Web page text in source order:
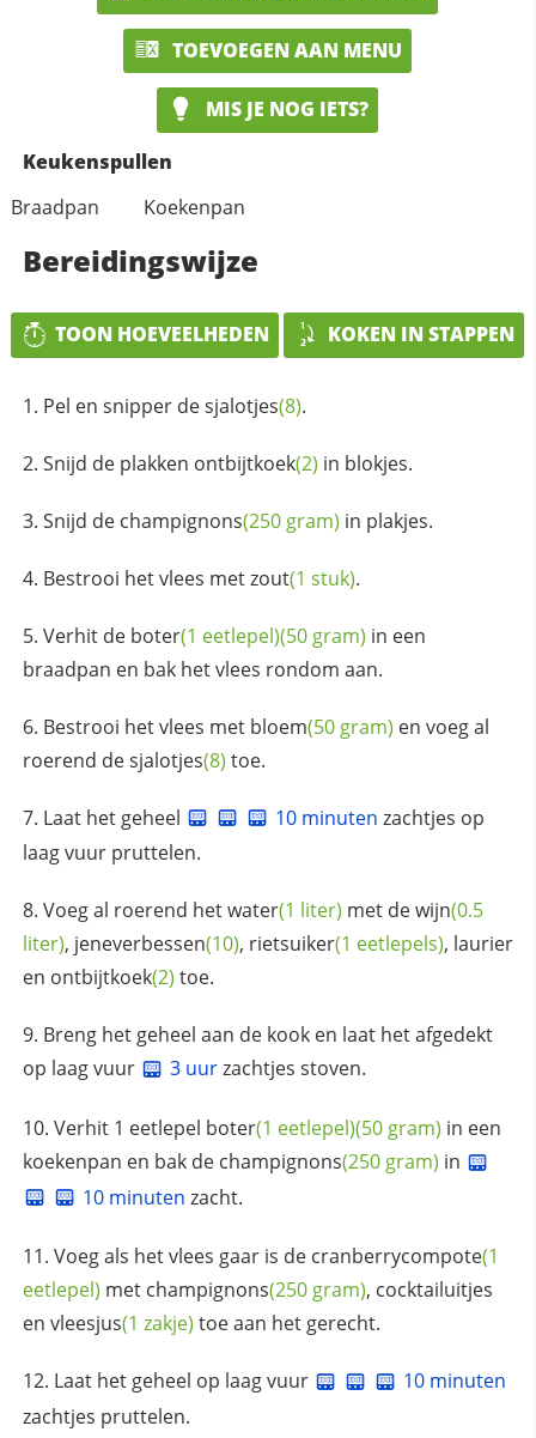
TOEVOEGEN AAN MENU
MIS JE NOG IETS?
Keukenspullen
Braadpan
Koekenpan
Bereidingswijze
TOON HOEVEELHEDEN KOKEN IN STAPPEN
Pel en snipper desjalotjes(8).
Snijd de plakken ontbijtkoek(2) in blokjes.
Snijd de champignons(250 gram) in plakjes.
Bestrooi het vlees metzout(1 stuk).
Verhit de boter(1 eetlepel)(50 gram) in een
braadpan en bak het vlees rondom aan.
Bestrooi het vlees met bloem(50 gram) en voeg al
roerend desjalotjes(8) toe.
Laat het geheel 10 minuten zachtjes op
laag vuur pruttelen.
Voeg al roerend hetwater(1 liter) met dewijn(0.5
liter), jeneverbessen(10), rietsuiker(1 eetlepels), laurier
en ontbijtkoek(2) toe.
Breng het geheel aan de kook en laat het afgedekt
op laag vuur
3 uurzachtjes stoven.
Verhit 1 eetlepel boter(1 eetlepel)(50 gram) in een
koekenpan en bak de champignons(250 gram) in
10 minuten zacht.
Voeg als het vlees gaar is de cranberrycompote(1
eetlepel) met champignons(250 gram), cocktailuitjes
en vleesjus(1 zakje) toe aan het gerecht.
Laat het geheel op laag vuur
10 minuten
zachtjes pruttelen.